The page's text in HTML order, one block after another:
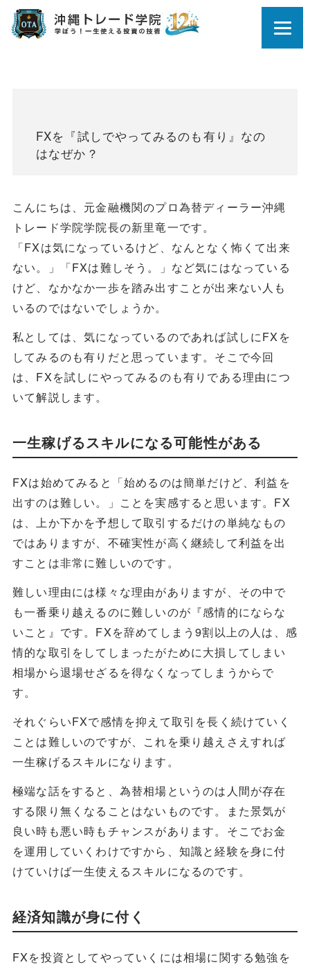
FXを『試しでやってみるのも有り』なの
はなぜか？
こんにちは、元金融機関のプロ為替ディーラー沖縄
トレード学院学院長の新里竜一です。
「FXは気になっているけど、なんとなく怖くて出来
ない。」「FXは難しそう。」など気にはなっている
けど、なかなか一歩を踏み出すことが出来ない人も
いるのではないでしょうか。
私としては、気になっているのであれば試しにFXを
してみるのも有りだと思っています。そこで今回
は、FXを試しにやってみるのも有りである理由につ
いて解説します。
一生稼げるスキルになる可能性がある
FXは始めてみると「始めるのは簡単だけど、利益を
出すのは難しい。」ことを実感すると思います。FX
は、上か下かを予想して取引するだけの単純なもの
ではありますが、不確実性が高く継続して利益を出
すことは非常に難しいのです。
難しい理由には様々な理由がありますが、その中で
も一番乗り越えるのに難しいのが『感情的にならな
いこと』です。FXを辞めてしまう9割以上の人は、感
情的な取引をしてしまったがために大損してしまい
相場から退場せざるを得なくなってしまうからで
す。
それぐらいFXで感情を抑えて取引を長く続けていく
ことは難しいのですが、これを乗り越えさえすれば
一生稼げるスキルになります。
極端な話をすると、為替相場というのは人間が存在
する限り無くなることはないものです。また景気が
良い時も悪い時もチャンスがあります。そこでお金
を運用していくわけですから、知識と経験を身に付
けていけば一生使えるスキルになるのです。
経済知識が身に付く
FXを投資としてやっていくには相場に関する勉強を